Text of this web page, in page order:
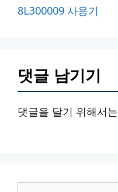
8L300009 사용기
댓글 남기기
댓글을 달기 위해서는